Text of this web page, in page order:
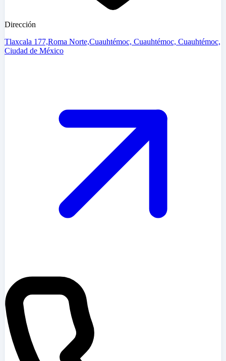
Dirección
Tlaxcala 177,Roma Norte,Cuauhtémoc, Cuauhtémoc, Cuauhtémoc,
Ciudad de México